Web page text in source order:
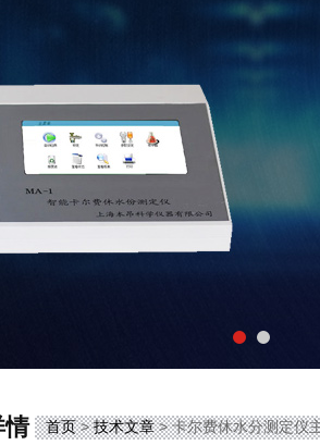
情 首页>技术文章> 卡尔费休水分测定仪